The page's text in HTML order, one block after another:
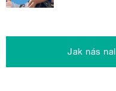
Jak nás